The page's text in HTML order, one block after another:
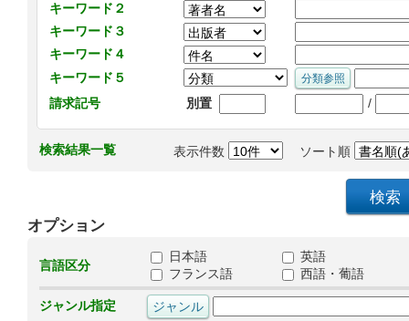
キーワード２
キーワード３
キーワード４
キーワード５
請求記号
別置 /
検索結果一覧 表示件数 ソート順
オプション
言語区分
日本語
英語
フランス語
西語・葡語
ジャンル指定